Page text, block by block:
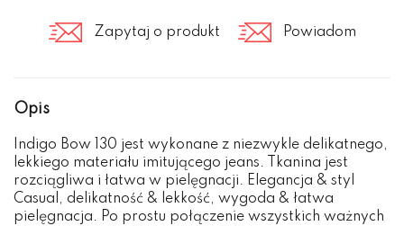
Zapytaj o produkt Powiadom
Opis
Indigo Bow 130 jest wykonane z niezwykle delikatnego,
lekkiego materiału imitującego jeans. Tkanina jest
rozciągliwa i łatwa w pielęgnacji. Elegancja & styl
Casual, delikatność & lekkość, wygoda & łatwa
pielęgnacja. Po prostu połączenie wszystkich ważnych